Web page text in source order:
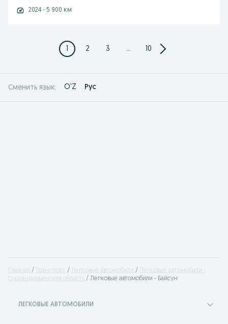
2024 - 5 900 км
1 2 3 ... 10
Сменить язык: O'Z Рус
Главная Транспорт Легковые автомобили
Легковые автомобили -
Сурхандарьинская область
Легковые автомобили - Байсун
ЛЕГКОВЫЕ АВТОМОБИЛИ